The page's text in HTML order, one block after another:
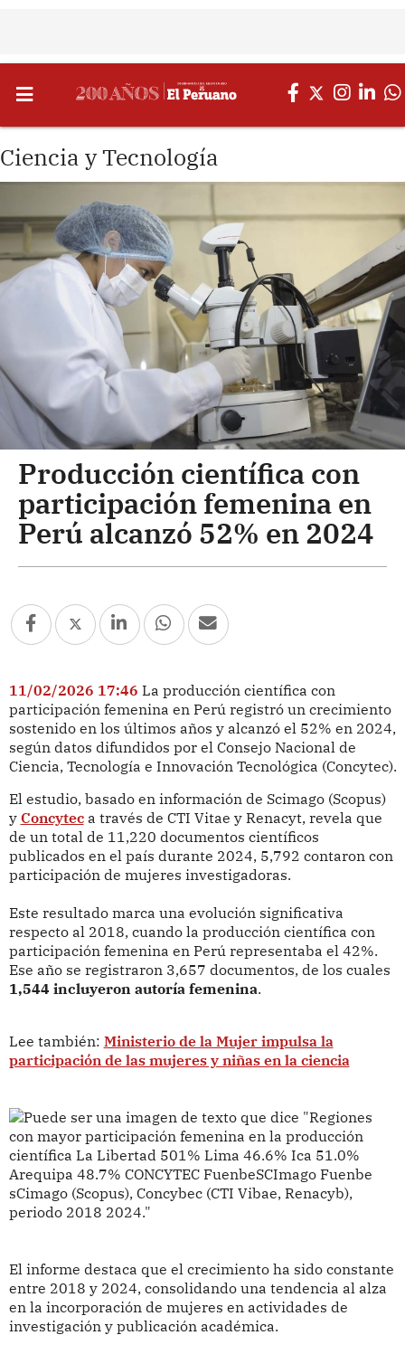
Ciencia y Tecnología
Producción científica con
participación femenina en
Perú alcanzó 52% en 2024
11/02/2026 17:46 La producción científica con
participación femenina en Perú registró un crecimiento
sostenido en los últimos años y alcanzó el 52% en 2024,
según datos difundidos por el Consejo Nacional de
Ciencia, Tecnología e Innovación Tecnológica (Concytec).
El estudio, basado en información de Scimago (Scopus)
y Concyteca través de CTI Vitae y Renacyt, revela que
de un total de 11,220 documentos científicos
publicados en el país durante 2024, 5,792 contaron con
participación de mujeres investigadoras.
Este resultado marca una evolución significativa
respecto al 2018, cuando la producción científica con
participación femenina en Perú representaba el 42%.
Ese año se registraron 3,657 documentos, de los cuales
1,544 incluyeron autoría femenina.
Lee también: Ministerio de la Mujer impulsa la
participación de las mujeres y niñas en la ciencia
El informe destaca que el crecimiento ha sido constante
entre 2018 y 2024, consolidando una tendencia al alza
en la incorporación de mujeres en actividades de
investigación y publicación académica.